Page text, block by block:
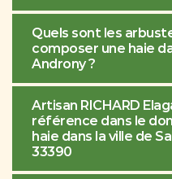
Quels sont les
composer une haie
Androny ?
Artisan RICHARD
référence dans le
haie dans la ville de
33390